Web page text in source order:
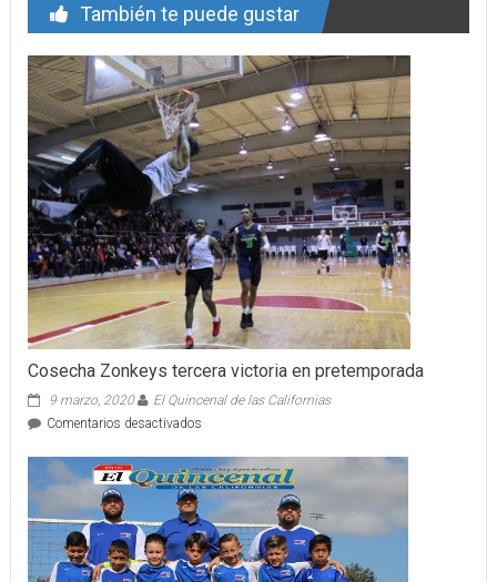
También te puede gustar
Cosecha Zonkeys tercera victoria en pretemporada
9 marzo, 2020
El Quincenal de las Californias
Comentarios desactivadosen
Zonkeys
tercera
victoria
en
pretemporada